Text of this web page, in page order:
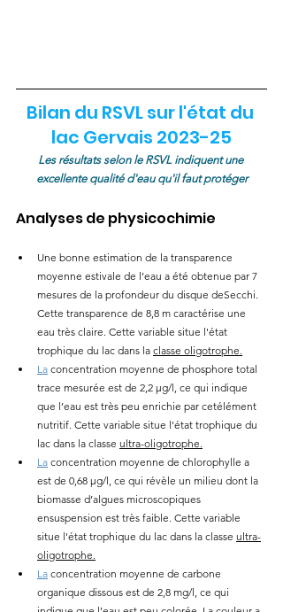
Bilan du RSVL sur l'état du
lac Gervais 2023-25
Les résultats selon le RSVL indiquent une
excellente qualité d'eau qu'il faut protéger
Analyses de physicochimie
Une bonne estimation de la transparence
moyenne estivale de l’eau a été obtenue par 7
mesures de la profondeur du disque deSecchi.
Cette transparence de 8,8 m caractérise une
eau très claire. Cette variable situe l'état
trophique du lac dans la classe oligotrophe.
La concentration moyenne de phosphore total
trace mesurée est de 2,2 μg/l, ce qui indique
que l’eau est très peu enrichie par cetélément
nutritif. Cette variable situe l'état trophique du
lac dans la classe ultra-oligotrophe.
La concentration moyenne de chlorophylle a
est de 0,68 μg/l, ce qui révèle un milieu dont la
biomasse d’algues microscopiques
ensuspension est très faible. Cette variable
situe l'état trophique du lac dans la classe ultra-
oligotrophe.
La concentration moyenne de carbone
organique dissous est de 2,8 mg/l, ce qui